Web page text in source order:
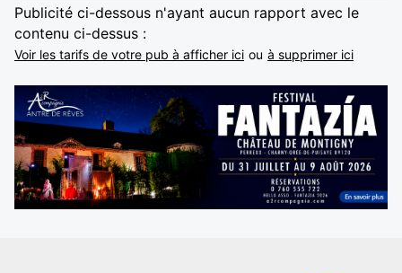
Publicité ci-dessous n'ayant aucun rapport avec le
contenu ci-dessus :
Voir les tarifs de votre pub à afficher ici ou à supprimer ici